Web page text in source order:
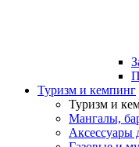
Туризм и кемпинг
Туризм и
Мангалы,
Аксессуары